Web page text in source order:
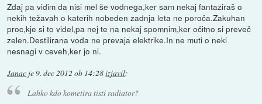
Zdaj pa vidim da nisi mel še vodnega,ker sam nekaj fantaziraš o
nekih težavah o katerih nobeden zadnja leta ne poroča.Zakuhan
proc,kje si to videl,pa nej te na nekaj spomnim,ker očitno si preveč
zelen.Destilirana voda ne prevaja elektrike.In ne muti o neki
nesnagi v ceveh,ker jo ni.
Janac je9. dec 2012 ob 14:28izjavil:
Lahko kdo kometira tisti radiator?